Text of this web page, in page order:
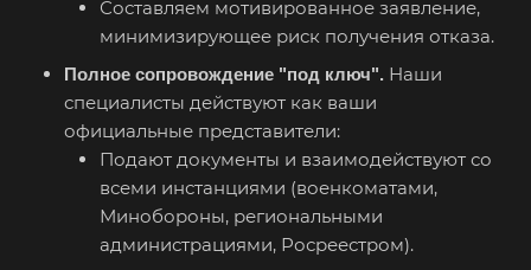
Составляем мотивированное заявление,
минимизирующее риск получения отказа.
Полное сопровождение "под ключ". Наши
специалисты действуют как ваши
официальные представители:
Подают документы и взаимодействуют со
всеми инстанциями (военкоматами,
Минобороны, региональными
администрациями, Росреестром).